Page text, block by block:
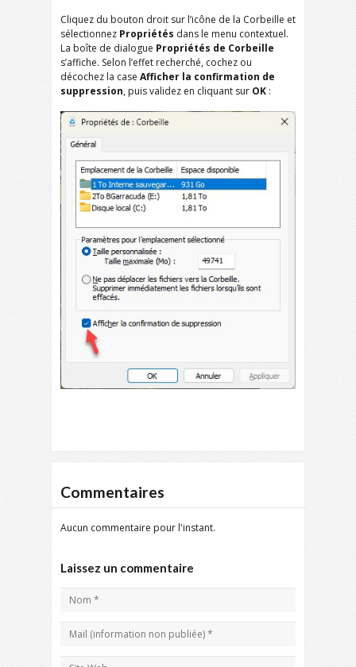
Cliquez du bouton droit sur l’icône de la Corbeille et
sélectionnez Propriétés dans le menu contextuel.
La boîte de dialogue Propriétés de Corbeille
s’affiche. Selon l’effet recherché, cochez ou
décochez la case Afficher la confirmation de
suppression, puis validez en cliquant sur OK :
Commentaires
Aucun commentaire pour l'instant.
Laissez un commentaire